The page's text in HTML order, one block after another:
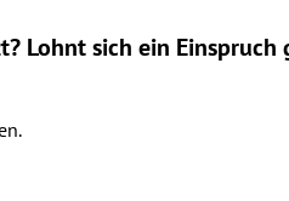
Lohnt sich ein Einspruch